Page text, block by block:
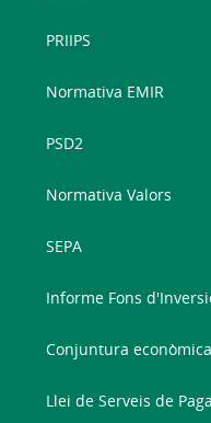
PRIIPS
Normativa EMIR
PSD2
Normativa Valors
SEPA
Informe Fons
Conjuntura econòmica
Llei de Serveis de